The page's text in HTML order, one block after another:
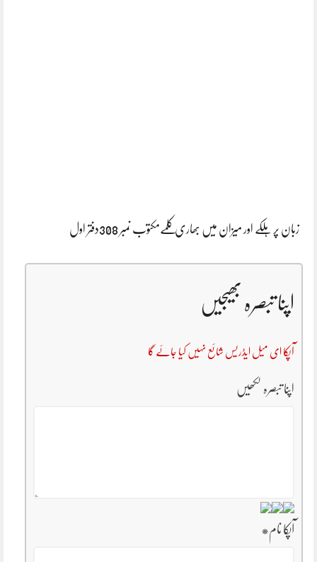
زبان پر ہلکے اور میزان میں بھاری کلمےمکتوب نمبر 308دفتر اول
اپنا تبصرہ بھیجیں
آپکا ای میل ایڈریس شائع نہیں کیا جائے گا
اپنا تبصرہ لکھیں
آپکا نام*